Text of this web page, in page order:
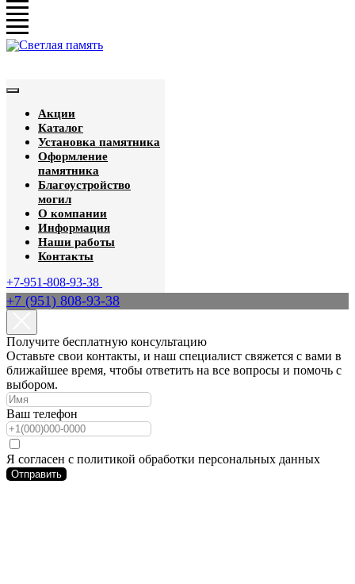
Акции
Каталог
Установка памятника
Оформление
памятника
Благоустройство
могил
О компании
Информация
Наши работы
Контакты
+7-951-808-93-38
+7 (951) 808-93-38
Получите бесплатную консультацию
Оставьте свои контакты, и наш специалист свяжется с вами в
ближайшее время, чтобы ответить на все вопросы и помочь с
выбором.
Ваш телефон
Я согласен с политикой обработки персональных данных
Отправить